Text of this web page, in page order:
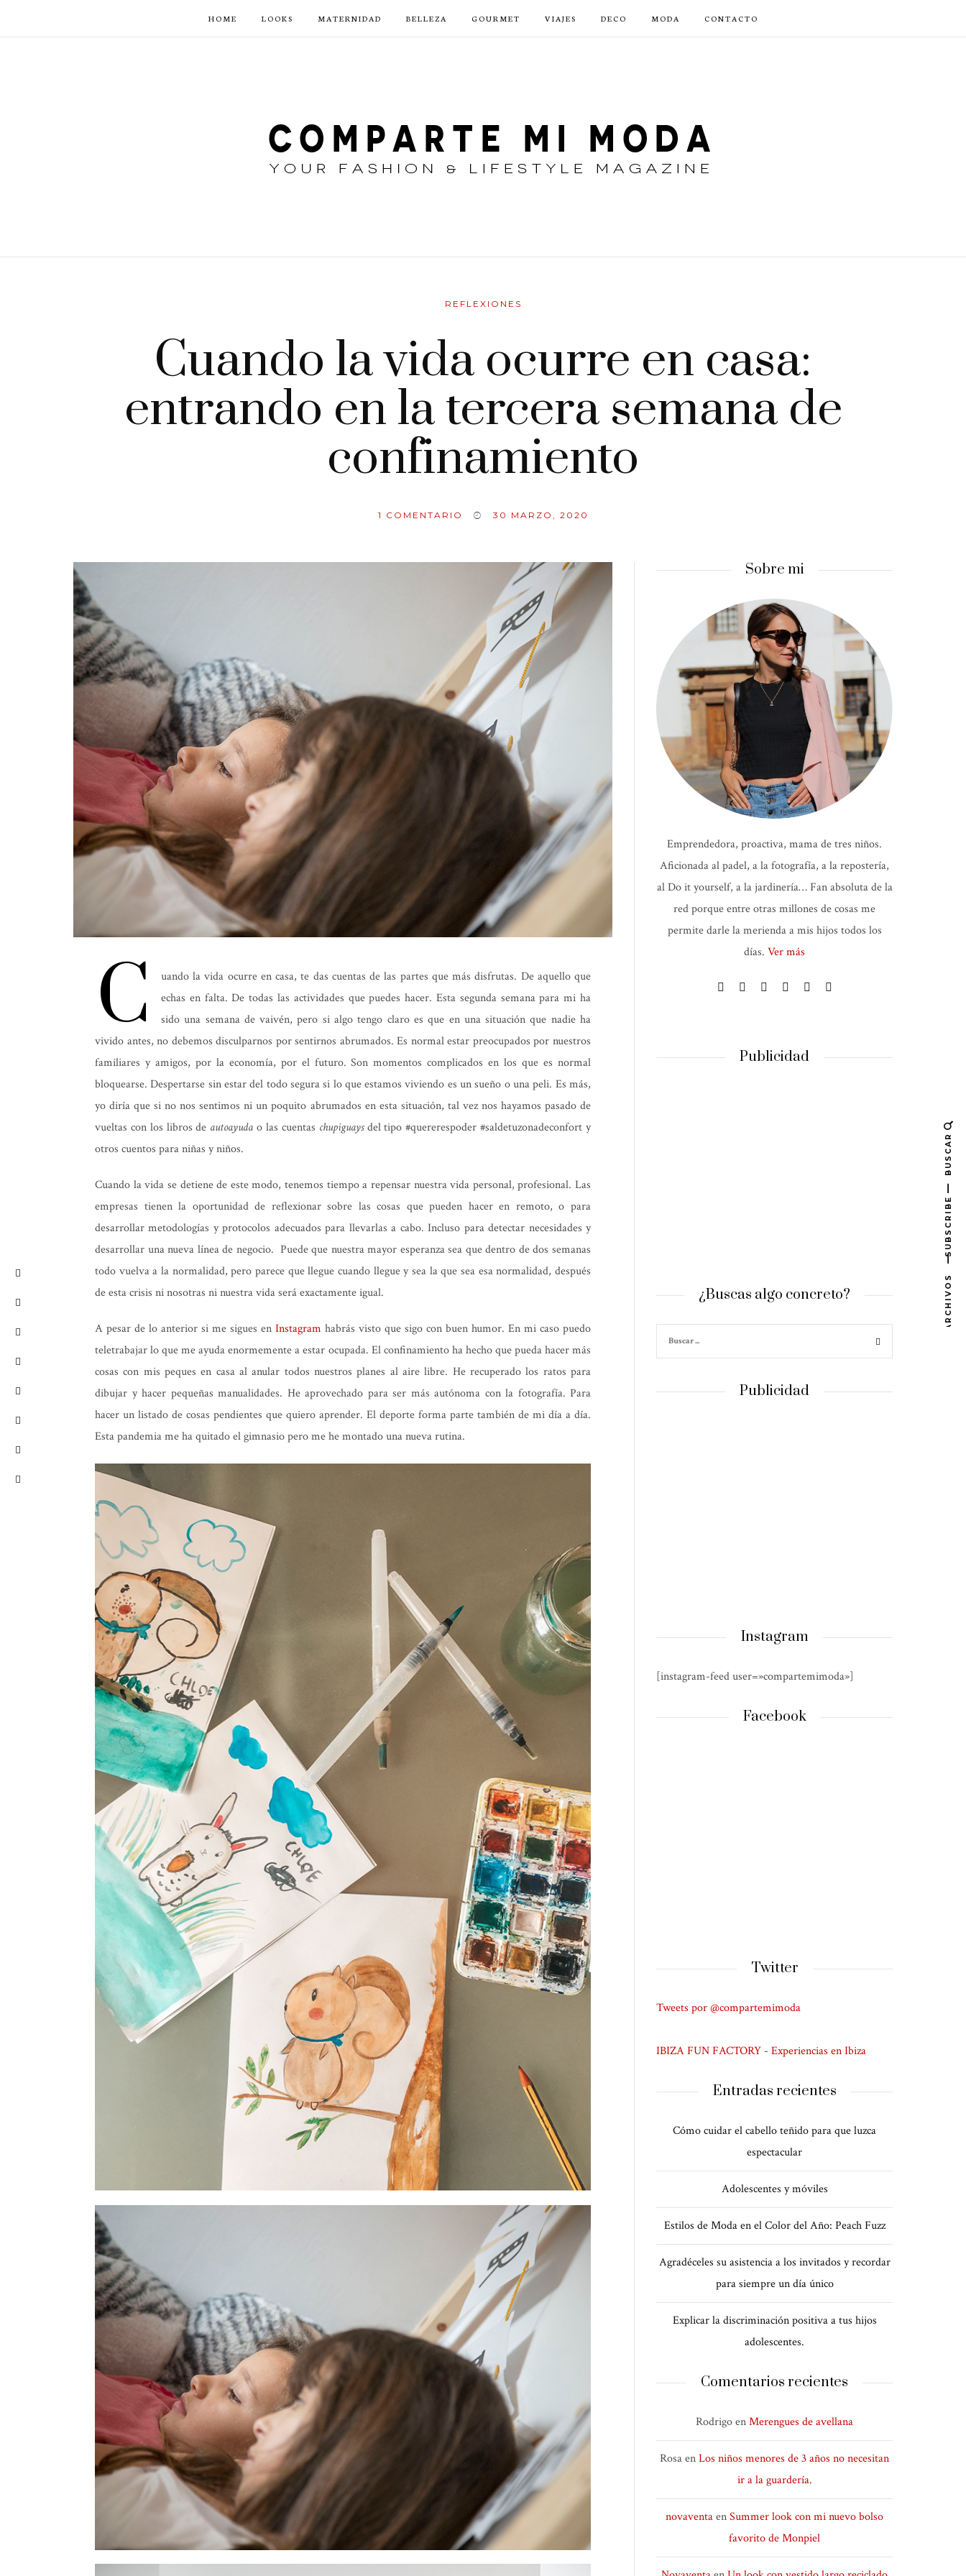
HOME LOOKS MATERNIDAD BELLEZA GOURMET VIAJES DECO MODA CONTACTO
REFLEXIONES
Cuando la vida ocurre en casa:
entrando en la tercera semana de
confinamiento
1 COMENTARIO 30 MARZO, 2020
C
uando la vida ocurre en casa, te das cuentas de las partes que más disfrutas. De aquello que
echas en falta. De todas las actividades que puedes hacer. Esta segunda semana para mi ha
sido una semana de vaivén, pero si algo tengo claro es que en una situación que nadie ha
vivido antes, no debemos disculparnos por sentirnos abrumados. Es normal estar preocupados por nuestros
familiares y amigos, por la economía, por el futuro. Son momentos complicados en los que es normal
bloquearse. Despertarse sin estar del todo segura si lo que estamos viviendo es un sueño o una peli. Es más,
yo diría que si no nos sentimos ni un poquito abrumados en esta situación, tal vez nos hayamos pasado de
vueltas con los libros de autoayuda o las cuentas chupiguaysdel tipo #quererespoder #saldetuzonadeconfort y
otros cuentos para niñas y niños.
Cuando la vida se detiene de este modo, tenemos tiempo a repensar nuestra vida personal, profesional. Las
empresas tienen la oportunidad de reflexionar sobre las cosas que pueden hacer en remoto, o para
desarrollar metodologías y protocolos adecuados para llevarlas a cabo. Incluso para detectar necesidades y
desarrollar una nueva línea de negocio. Puede que nuestra mayor esperanza sea que dentro de dos semanas
todo vuelva a la normalidad, pero parece que llegue cuando llegue y sea la que sea esa normalidad, después
de esta crisis ni nosotras ni nuestra vida será exactamente igual.
A pesar de lo anterior si me sigues en Instagram habrás visto que sigo con buen humor. En mi caso puedo
teletrabajar lo que me ayuda enormemente a estar ocupada. El confinamiento ha hecho que pueda hacer más
cosas con mis peques en casa al anular todos nuestros planes al aire libre. He recuperado los ratos para
dibujar y hacer pequeñas manualidades. He aprovechado para ser más autónoma con la fotografía. Para
hacer un listado de cosas pendientes que quiero aprender. El deporte forma parte también de mi día a día.
Esta pandemia me ha quitado el gimnasio pero me he montado una nueva rutina.
Sobre mi
Emprendedora, proactiva, mama de tres niños.
Aficionada al padel, a la fotografía, a la repostería,
al Do it yourself, a la jardinería… Fan absoluta de la
red porque entre otras millones de cosas me
permite darle la merienda a mis hijos todos los
días. Ver más
Publicidad
¿Buscas algo concreto?
Publicidad
Instagram
[instagram-feed user=»compartemimoda»]
Facebook
Twitter
Tweets por @compartemimoda
IBIZA FUN FACTORY - Experiencias en Ibiza
Entradas recientes
Cómo cuidar el cabello teñido para que luzca
espectacular
Adolescentes y móviles
Estilos de Moda en el Color del Año: Peach Fuzz
Agradéceles su asistencia a los invitados y recordar
para siempre un día único
Explicar la discriminación positiva a tus hijos
adolescentes.
Comentarios recientes
RodrigoenMerengues de avellana
RosaenLos niños menores de 3 años no necesitan
ir a la guardería.
novaventaenSummer look con mi nuevo bolso
favorito de Monpiel
BUSCAR
SUBSCRIBE
ARCHIVOS